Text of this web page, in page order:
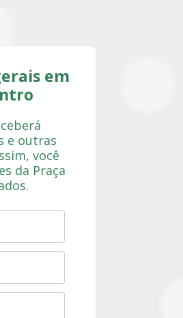
em
e outras
você
da Praça